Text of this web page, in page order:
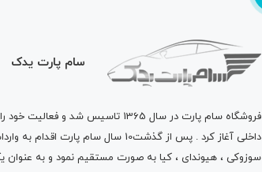
سام پارت یدک
فروشگاه سام پارت
در سال 1365 تاسیس شد و
داخلی آغاز کرد . پس از گذشت10 سال سام
سوزوکی ، هیوندای ، کیا به صورت مستقیم نمود و به عنوان